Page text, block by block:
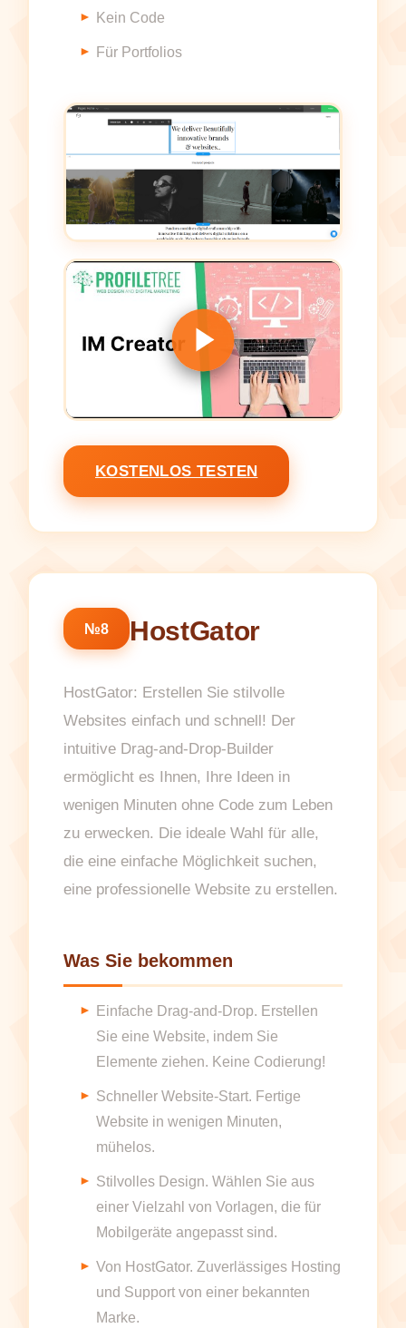
Kein Code
Für Portfolios
KOSTENLOS TESTEN
№8 HostGator
HostGator: Erstellen Sie stilvolle
Websites einfach und schnell! Der
intuitive Drag-and-Drop-Builder
ermöglicht es Ihnen, Ihre Ideen in
wenigen Minuten ohne Code zum Leben
zu erwecken. Die ideale Wahl für alle,
die eine einfache Möglichkeit suchen,
eine professionelle Website zu erstellen.
Was Sie bekommen
Einfache Drag-and-Drop. Erstellen
Sie eine Website, indem Sie
Elemente ziehen. Keine Codierung!
Schneller Website-Start. Fertige
Website in wenigen Minuten,
mühelos.
Stilvolles Design. Wählen Sie aus
einer Vielzahl von Vorlagen, die für
Mobilgeräte angepasst sind.
Von HostGator. Zuverlässiges Hosting
und Support von einer bekannten
Marke.